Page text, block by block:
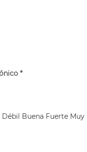
*
Débil Buena Fuerte Muy